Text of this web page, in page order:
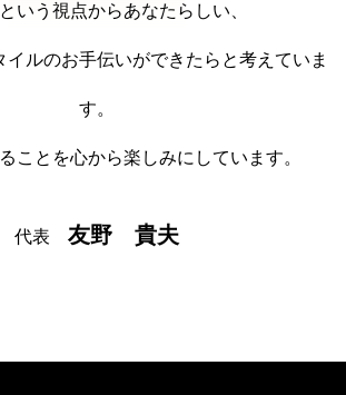
いう視点からあなたらしい、
イルのお手伝いができたらと考えていま
す。
ことを心から楽しみにしています。
代表 友野 貴夫